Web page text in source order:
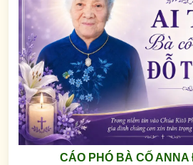
CÁO PHÓ BÀ CỐ ANNA